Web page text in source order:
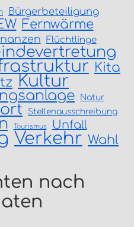
Bürgerbeteiligung
Fernwärme
Flüchtlinge
Kita
Kultur
Natur
Stellenausschreibung
Tourismus Unfall
Verkehr Wahl
nach